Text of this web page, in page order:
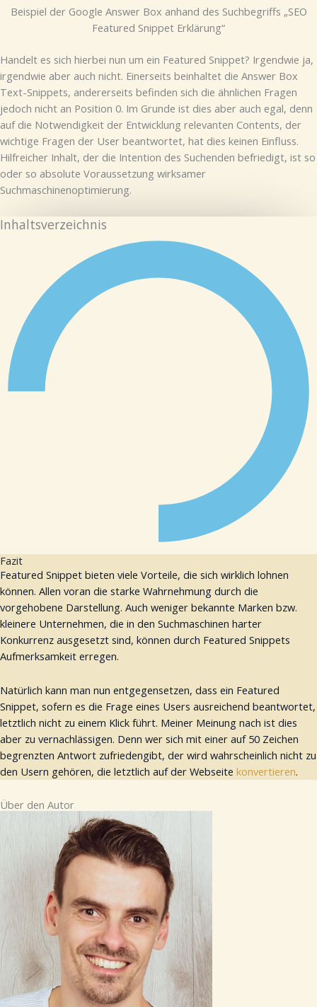
Beispiel der Google Answer Box anhand des Suchbegriffs „SEO
Featured Snippet Erklärung“
Handelt es sich hierbei nun um ein Featured Snippet? Irgendwie ja,
irgendwie aber auch nicht. Einerseits beinhaltet die Answer Box
Text-Snippets, andererseits befinden sich die ähnlichen Fragen
jedoch nicht an Position 0. Im Grunde ist dies aber auch egal, denn
auf die Notwendigkeit der Entwicklung relevanten Contents, der
wichtige Fragen der User beantwortet, hat dies keinen Einfluss.
Hilfreicher Inhalt, der die Intention des Suchenden befriedigt, ist so
oder so absolute Voraussetzung wirksamer
Suchmaschinenoptimierung.
Inhaltsverzeichnis
Fazit
Featured Snippet bieten viele Vorteile, die sich wirklich lohnen
können. Allen voran die starke Wahrnehmung durch die
vorgehobene Darstellung. Auch weniger bekannte Marken bzw.
kleinere Unternehmen, die in den Suchmaschinen harter
Konkurrenz ausgesetzt sind, können durch Featured Snippets
Aufmerksamkeit erregen.
Natürlich kann man nun entgegensetzen, dass ein Featured
Snippet, sofern es die Frage eines Users ausreichend beantwortet,
letztlich nicht zu einem Klick führt. Meiner Meinung nach ist dies
aber zu vernachlässigen. Denn wer sich mit einer auf 50 Zeichen
begrenzten Antwort zufriedengibt, der wird wahrscheinlich nicht zu
den Usern gehören, die letztlich auf der Webseite konvertieren.
Über den Autor